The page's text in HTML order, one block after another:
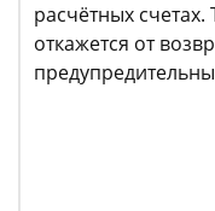
расчётных
откажется от